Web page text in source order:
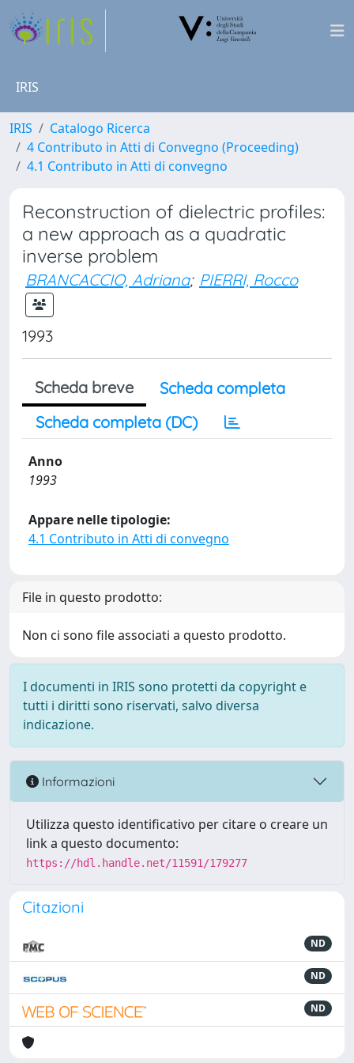
IRIS
IRIS
Catalogo Ricerca
4 Contributo in Atti di Convegno (Proceeding)
4.1 Contributo in Atti di convegno
Reconstruction of dielectric profiles:
a new approach as a quadratic
inverse problem
BRANCACCIO, Adriana; PIERRI, Rocco
1993
Scheda breve
Scheda completa
Scheda completa (DC)
Anno
1993
Appare nelle tipologie:
4.1 Contributo in Atti di convegno
File in questo prodotto:
Non ci sono file associati a questo prodotto.
I documenti in IRIS sono protetti da copyright e
tutti i diritti sono riservati, salvo diversa
indicazione.
Informazioni
Utilizza questo identificativo per citare o creare un
link a questo documento:
https://hdl.handle.net/11591/179277
Citazioni
ND
ND
ND